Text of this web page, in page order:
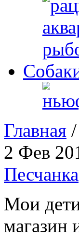
Главная
2 Фев
Песчанка
Мои
магазин